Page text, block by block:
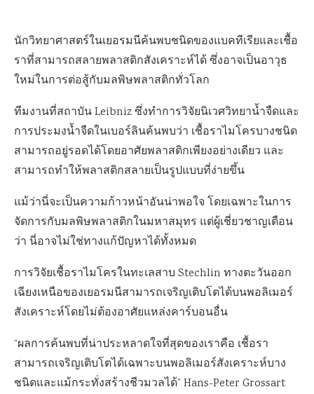
นักวิทยาศาสตร์ในเยอรมนีค้นพบชนิดของแบคทีเรียและเชื้อ
ราที่สามารถสลายพลาสติกสังเคราะห์ได้ ซึ่งอาจเป็นอาวุธ
ใหม่ในการต่อสู้กับมลพิษพลาสติกทั่วโลก
ทีมงานที่สถาบัน Leibniz ซึ่งทำการวิจัยนิเวศวิทยาน้ำจืดและ
การประมงน้ำจืดในเบอร์ลินค้นพบว่า เชื้อราไมโครบางชนิด
สามารถอยู่รอดได้โดยอาศัยพลาสติกเพียงอย่างเดียว และ
สามารถทำให้พลาสติกสลายเป็นรูปแบบที่ง่ายขึ้น
แม้ว่านี่จะเป็นความก้าวหน้าอันน่าพอใจ โดยเฉพาะในการ
จัดการกับมลพิษพลาสติกในมหาสมุทร แต่ผู้เชี่ยวชาญเตือน
ว่า นี่อาจไม่ใช่ทางแก้ปัญหาได้ทั้งหมด
การวิจัยเชื้อราไมโครในทะเลสาบ Stechlin ทางตะวันออก
เฉียงเหนือของเยอรมนีสามารถเจริญเติบโตได้บนพอลิเมอร์
สังเคราะห์โดยไม่ต้องอาศัยแหล่งคาร์บอนอื่น
“ผลการค้นพบที่น่าประหลาดใจที่สุดของเราคือ เชื้อรา
สามารถเจริญเติบโตได้เฉพาะบนพอลิเมอร์สังเคราะห์บาง
ชนิดและแม้กระทั่งสร้างชีวมวลได้” Hans-Peter Grossart